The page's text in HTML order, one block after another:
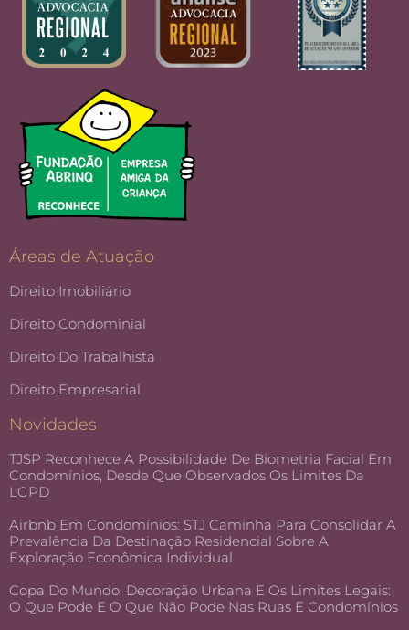
Áreas de Atuação
Direito Imobiliário
Direito Condominial
Direito Do Trabalhista
Direito Empresarial
Novidades
TJSP Reconhece A Possibilidade De Biometria Facial Em
Condomínios, Desde Que Observados Os Limites Da
LGPD
Airbnb Em Condomínios: STJ Caminha Para Consolidar A
Prevalência Da Destinação Residencial Sobre A
Exploração Econômica Individual
Copa Do Mundo, Decoração Urbana E Os Limites Legais:
O Que Pode E O Que Não Pode Nas Ruas E Condomínios